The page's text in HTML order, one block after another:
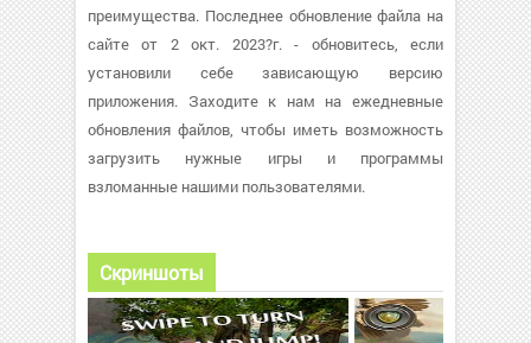
преимущества. Последнее обновление файла на
сайте от 2 окт. 2023?г. - обновитесь, если
установили себе зависающую версию
приложения. Заходите к нам на ежедневные
обновления файлов, чтобы иметь возможность
загрузить нужные игры и программы
взломанные нашими пользователями.
Скриншоты